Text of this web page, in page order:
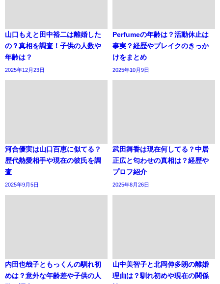
山口もえと田中裕二は離婚した
の？真相を調査！子供の人数や
年齢は？
2025年12月23日
Perfumeの年齢は？活動休止は
事実？経歴やブレイクのきっか
けをまとめ
2025年10月9日
河合優実は山口百恵に似てる？
歴代熱愛相手や現在の彼氏を調
査
2025年9月5日
武田舞香は現在何してる？中居
正広と匂わせの真相は？経歴や
プロフ紹介
2025年8月26日
内田也哉子ともっくんの馴れ初
めは？意外な年齢差や子供の人
山中美智子と北岡伸多朗の離婚
理由は？馴れ初めや現在の関係